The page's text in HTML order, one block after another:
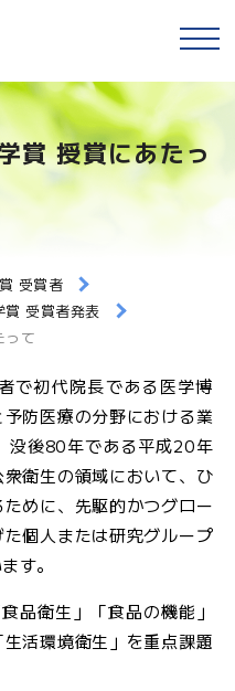
賞 授賞にあたっ
受賞者
受賞者発表
って
で初代院長である医学博
防医療の分野における業
没後80年である平成20年
衛生の領域において、ひ
めに、先駆的かつグロー
個人または研究グループ
す。
品衛生」「食品の機能」
生活環境衛生」を重点課題